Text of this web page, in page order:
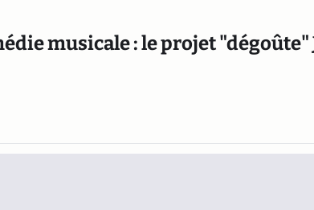
musicale : le projet "dégoûte"